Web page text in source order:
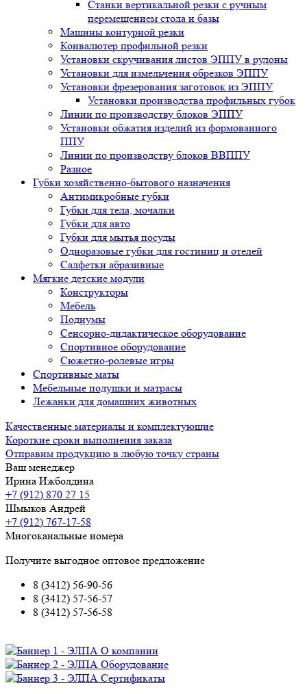
Станки вертикальной резки с ручным
перемещением стола и базы
Машины контурной резки
Конвалютер профильной резки
Установки скручивания листов ЭППУ в рулоны
Установки для измельчения обрезков ЭППУ
Установки фрезерования заготовок из ЭППУ
Установки производства профильных губок
Линии по производству блоков ЭППУ
Установки обжатия изделий из формованного
ППУ
Линии по производству блоков ВВППУ
Разное
Губки хозяйственно-бытового назначения
Антимикробные губки
Губки для тела, мочалки
Губки для авто
Губки для мытья посуды
Одноразовые губки для гостиниц и отелей
Салфетки абразивные
Мягкие детские модули
Конструкторы
Мебель
Подиумы
Сенсорно-дидактическое оборудование
Спортивное оборудование
Сюжетно-ролевые игры
Спортивные маты
Мебельные подушки и матрасы
Лежанки для домашних животных
Качественные материалы и комплектующие
Короткие сроки выполнения заказа
Отправим продукцию в любую точку страны
Ваш менеджер
Ирина Ижболдина
+7 (912) 870 27 15
Шмыков Андрей
+7 (912) 767-17-58
Многоканальные номера
Получите выгодное оптовое предложение
8 (3412) 56-90-56
8 (3412) 57-56-57
8 (3412) 57-56-58
О компании
Оборудование
Сертификаты